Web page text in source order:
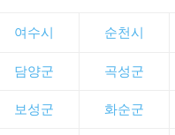
여수시 순천시
담양군 곡성군
보성군 화순군